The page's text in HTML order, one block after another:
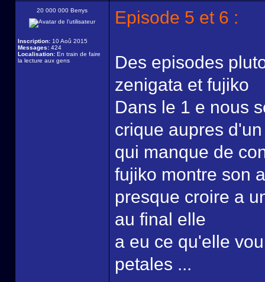
20 000 000 Berrys
Inscription: 10 Aoû 2015
Messages: 424
Localisation: En train de faire
la lecture aux gens
Episode 5 et 6 :
Des episodes
zenigata et fujiko
Dans le 1 e nous
crique aupres
qui manque de
fujiko montre son
presque croire a
au final elle
a eu ce qu'elle
petales ...